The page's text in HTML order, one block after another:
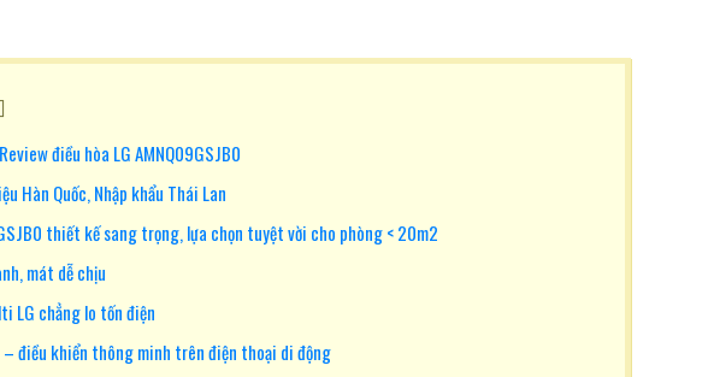
điều hòa LG AMNQ09GSJB0
Hàn Quốc, Nhập khẩu Thái Lan
thiết kế sang trọng, lựa chọn tuyệt vời cho phòng < 20m2
mát dễ chịu
LG chẳng lo tốn điện
– điều khiển thông minh trên điện thoại di động